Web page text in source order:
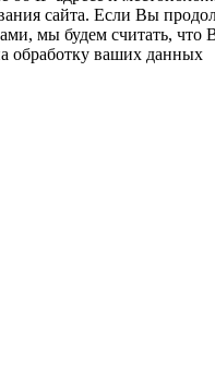
сайта. Если Вы
мы будем считать, что
обработку ваших данных